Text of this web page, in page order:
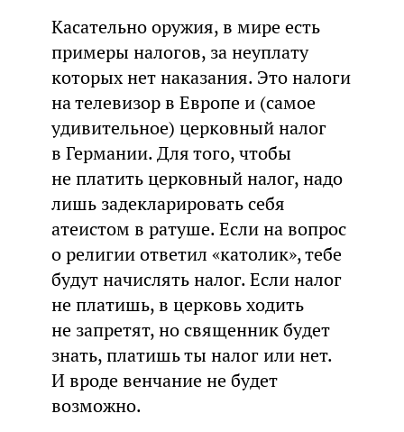
Касательно оружия, в мире есть
примеры налогов, за неуплату
которых нет наказания. Это налоги
на телевизор в Европе и (самое
удивительное) церковный налог
в Германии. Для того, чтобы
не платить церковный налог, надо
лишь задекларировать себя
атеистом в ратуше. Если на вопрос
о религии ответил «католик», тебе
будут начислять налог. Если налог
не платишь, в церковь ходить
не запретят, но священник будет
знать, платишь ты налог или нет.
И вроде венчание не будет
возможно.